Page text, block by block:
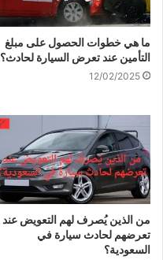
ما هي خطوات الحصول على مبلغ
التأمين عند تعرض السيارة لحادث؟
12/02/2025
من الذين يُصرف لهم التعويض عند
تعرضهم لحادث سيارة في
السعودية؟